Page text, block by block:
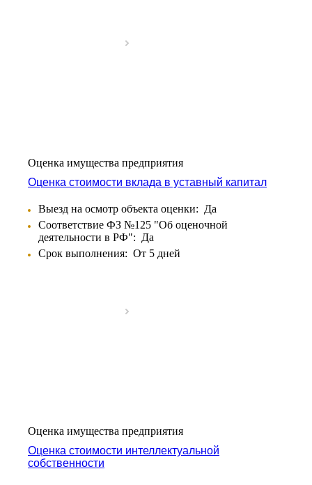
Оценка имущества предприятия
Оценка стоимости вклада в уставный капитал
Выезд на осмотр объекта оценки: Да
Соответствие ФЗ №125 "Об оценочной
деятельности в РФ": Да
Срок выполнения: От 5 дней
Оценка имущества предприятия
Оценка стоимости интеллектуальной
собственности
Выберите ваш город
Ангарск
Анжеро-Судженск